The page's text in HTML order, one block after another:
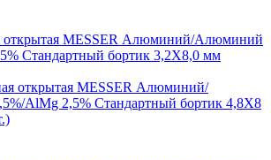
открытая MESSER Алюминий/Алюминий
Стандартный бортик 3,2X8,0 мм